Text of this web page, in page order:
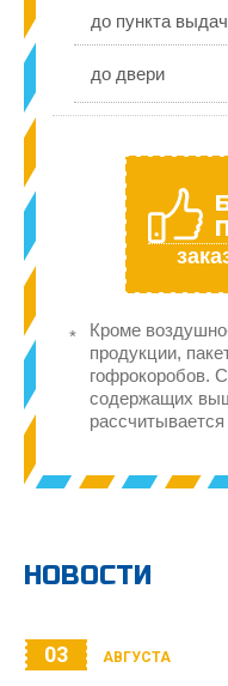
до пункта
до двери
Кроме
продукции,
гофрокоробов.
содержащих
НОВОСТИ
03 АВГУСТА